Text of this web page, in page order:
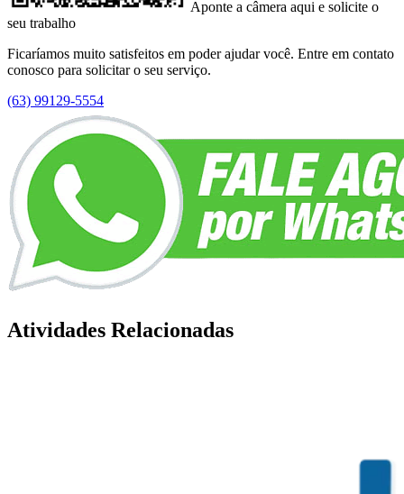
Aponte a câmera aqui e solicite o
seu trabalho
Ficaríamos muito satisfeitos em poder ajudar você. Entre em contato
conosco para solicitar o seu serviço.
(63) 99129-5554
Atividades Relacionadas